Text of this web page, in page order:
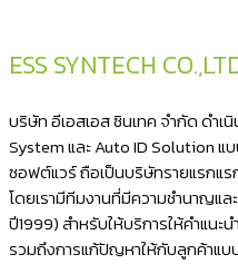
ESS SYNTECH
บริษัท อีเอสเอส ซินเทค จำกัด ดำเ
System และ Auto ID Solution
ซอฟต์แวร์ ถือเป็นบริษัทรายแรกแร
โดยเรามีทีมงานที่มีความชำนาญแ
ปี1999) สำหรับให้บริการให้คำแน
รวมถึงการแก้ปัญหาให้กับลูกค้าแ